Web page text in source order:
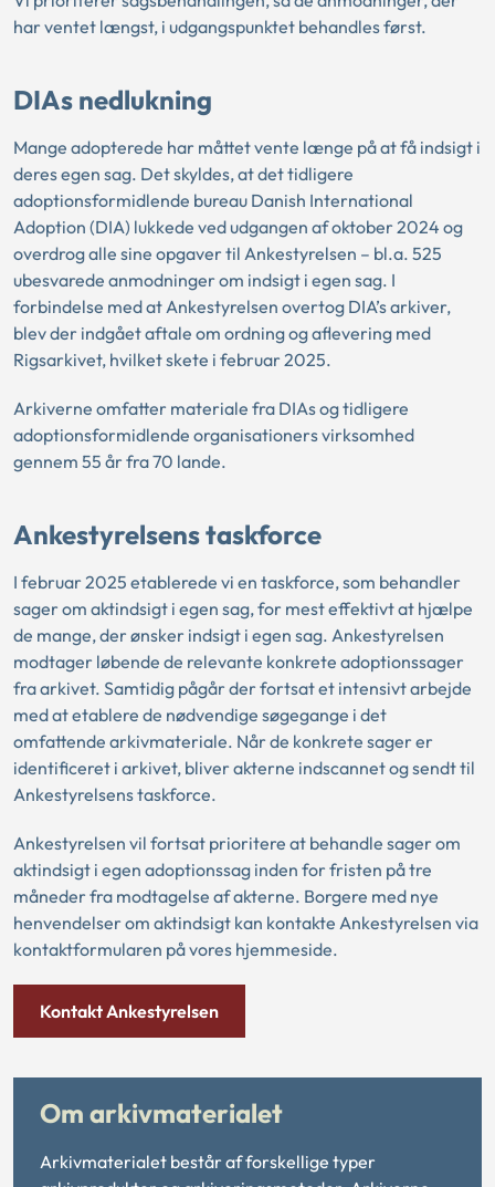
har ventet længst, i udgangspunktet behandles først.
DIAs nedlukning
Mange adopterede har måttet vente længe på at få indsigt i
deres egen sag. Det skyldes, at det tidligere
adoptionsformidlende bureau Danish International
Adoption (DIA) lukkede ved udgangen af oktober 2024 og
overdrog alle sine opgaver til Ankestyrelsen – bl.a. 525
ubesvarede anmodninger om indsigt i egen sag. I
forbindelse med at Ankestyrelsen overtog DIA’s arkiver,
blev der indgået aftale om ordning og aflevering med
Rigsarkivet, hvilket skete i februar 2025.
Arkiverne omfatter materiale fra DIAs og tidligere
adoptionsformidlende organisationers virksomhed
gennem 55 år fra 70 lande.
Ankestyrelsens taskforce
I februar 2025 etablerede vi en taskforce, som behandler
sager om aktindsigt i egen sag, for mest effektivt at hjælpe
de mange, der ønsker indsigt i egen sag. Ankestyrelsen
modtager løbende de relevante konkrete adoptionssager
fra arkivet. Samtidig pågår der fortsat et intensivt arbejde
med at etablere de nødvendige søgegange i det
omfattende arkivmateriale. Når de konkrete sager er
identificeret i arkivet, bliver akterne indscannet og sendt til
Ankestyrelsens taskforce.
Ankestyrelsen vil fortsat prioritere at behandle sager om
aktindsigt i egen adoptionssag inden for fristen på tre
måneder fra modtagelse af akterne. Borgere med nye
henvendelser om aktindsigt kan kontakte Ankestyrelsen via
kontaktformularen på vores hjemmeside.
Kontakt Ankestyrelsen
Om arkivmaterialet
Arkivmaterialet består af forskellige typer